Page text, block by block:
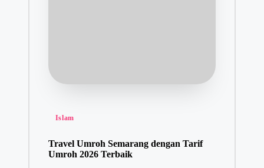
Posted
Islam
Travel Umroh Semarang dengan Tarif
Umroh 2026 Terbaik